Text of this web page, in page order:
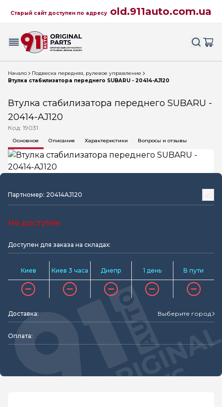
Старый сайт доступен по адресу old.911auto.com.ua
Начало
Подвеска передняя, рулевое управление
Втулка стабилизатора переднего SUBARU - 20414-AJ120
Втулка стабилизатора переднего SUBARU -
20414-AJ120
Код: 19031
Основное Описание Характеристики Вопросы и отзывы
Партномер: 20414AJ120
Не доступен
Доступен для заказа на складах:
Киев Киев 3 часа Днепр 1 день В пути
Доставка: Выберите город
Оплата: